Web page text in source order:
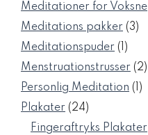
Meditationer for Voksne
Meditations pakker 33
Meditationspuder 11
vare
Menstruationstrusser 22
Personlig Meditation 11
Plakater 2424
varer
Fingeraftryks Plakater